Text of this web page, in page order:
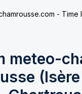
-
meteo-